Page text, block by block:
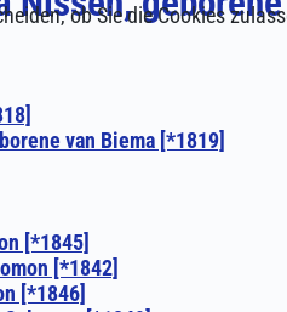
ob Sie die Cookies